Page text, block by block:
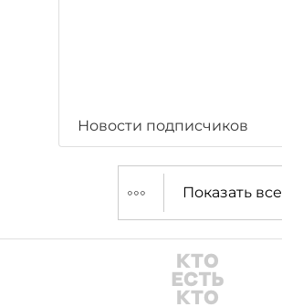
Новости подписчиков
Показать все